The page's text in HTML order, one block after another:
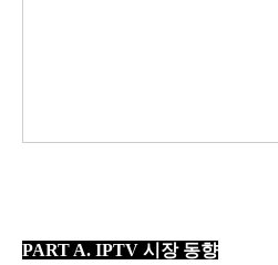
PART A. IPTV 시장 동향